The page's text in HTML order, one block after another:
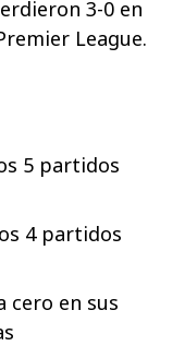
3-0 en
League.
5 partidos
4 partidos
cero en sus